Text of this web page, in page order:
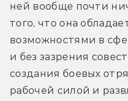
ней вообще почти
того, что она
возможностями в
и без зазрения
создания боевых
рабочей силой и